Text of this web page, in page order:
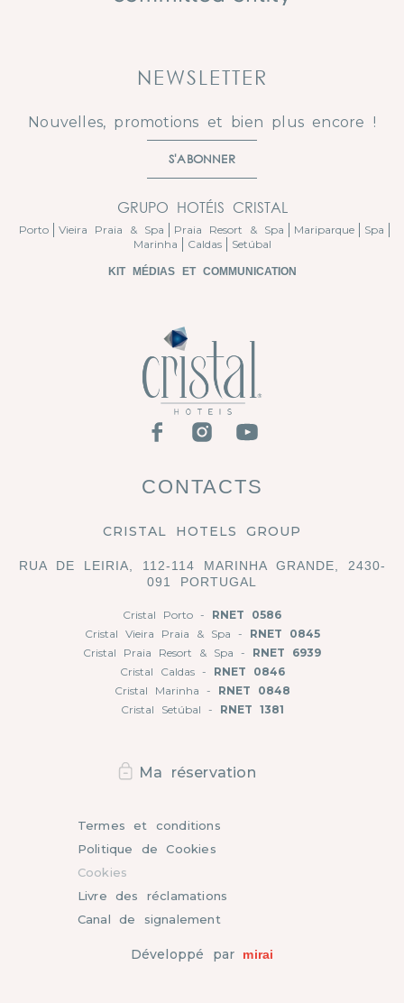
CONTACTS
CRISTAL HOTELS GROUP
RUA DE LEIRIA, 112-114 MARINHA GRANDE, 2430-
091 PORTUGAL
Cristal Porto - RNET 0586
Cristal Vieira Praia & Spa - RNET 0845
Cristal Praia Resort & Spa - RNET 6939
Cristal Caldas - RNET 0846
Cristal Marinha - RNET 0848
Cristal Setúbal - RNET 1381
NEWSLETTER
Nouvelles, promotions et bien plus encore !
S'ABONNER
GRUPO HOTÉIS CRISTAL
Porto Vieira Praia & Spa Praia Resort & Spa Mariparque
Spa
Marinha
Caldas Setúbal
KIT MÉDIAS ET COMMUNICATION
Développé par mirai
Termes et conditions
Politique de Cookies
Cookies
Livre des réclamations
Canal de signalement
Ma réservation